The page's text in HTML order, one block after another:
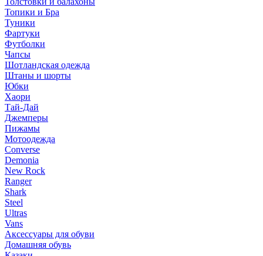
Топики и Бра
Туники
Фартуки
Футболки
Чапсы
Шотландская одежда
Штаны и шорты
Юбки
Хаори
Тай-Дай
Джемперы
Пижамы
Мотоодежда
Converse
Demonia
New Rock
Ranger
Shark
Steel
Ultras
Vans
Аксессуары для обуви
Домашняя обувь